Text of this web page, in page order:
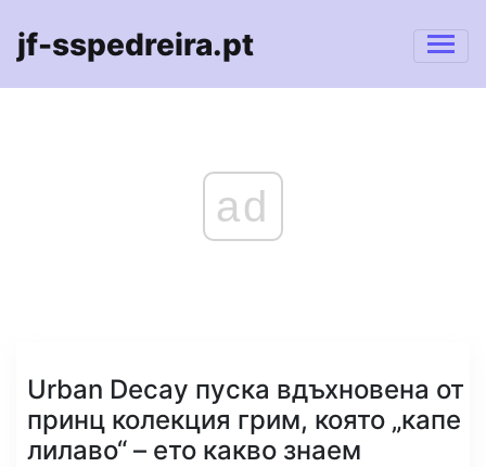
jf-sspedreira.pt
ad
Urban Decay пуска вдъхновена от
принц колекция грим, която „капе
лилаво“ – ето какво знаем